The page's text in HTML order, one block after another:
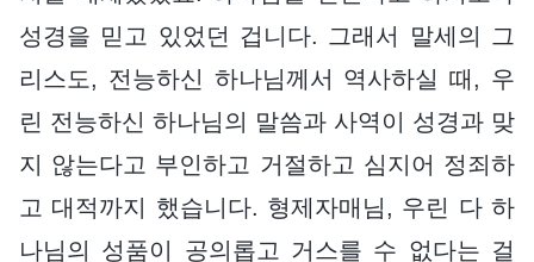
성경을 믿고 있었던 겁니다. 그래서 말세의 그
리스도, 전능하신 하나님께서 역사하실 때, 우
린 전능하신 하나님의 말씀과 사역이 성경과 맞
지 않는다고 부인하고 거절하고 심지어 정죄하
고 대적까지 했습니다. 형제자매님, 우린 다 하
나님의 성품이 공의롭고 거스를 수 없다는 걸